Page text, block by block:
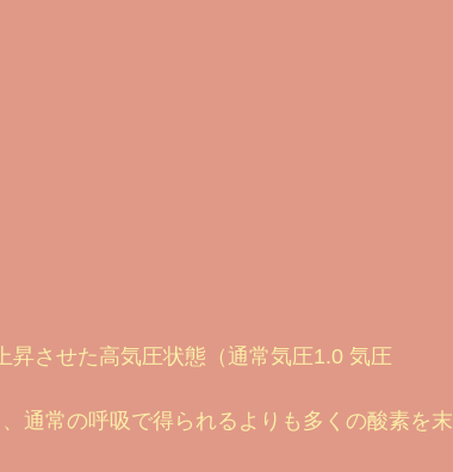
昇させた高気圧状態（通常気圧1.0 気圧
通常の呼吸で得られるよりも多くの酸素を末